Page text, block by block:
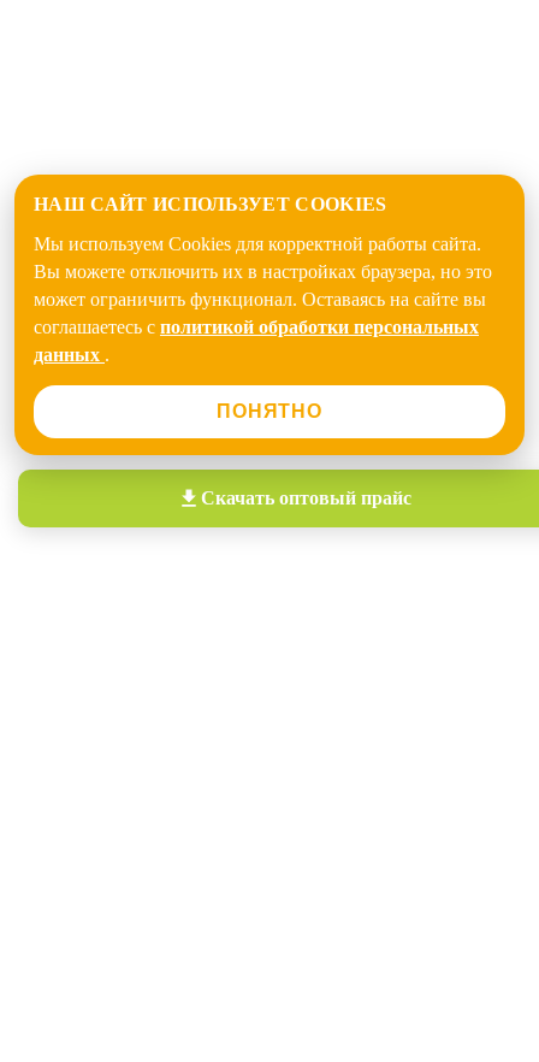
НАШ САЙТ ИСПОЛЬЗУЕТ COOKIES
Мы используем Cookies для корректной работы сайта.
Вы можете отключить их в настройках браузера, но это
может ограничить функционал. Оставаясь на сайте вы
соглашаетесь с политикой обработки персональных
данных .
ПОНЯТНО
Скачать оптовый прайс